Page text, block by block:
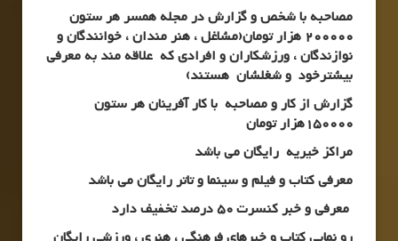
مصاحبه با شخص و گزارش در مجله همسر هر ستون
200000 هزار تومان(مشاغل ، هنر مندان ، خوانندگان و
نوازندگان ، ورزشکاران و افرادی که علاقه مند به معرفی
بیشترخود و شغلشان هستند)
گزارش از کار و مصاحبه با کار آفرینان هر ستون
150000هزار تومان
مراکز خیریه رایگان می باشد
معرفی کتاب و فیلم و سینما و تاتر رایگان می باشد
معرفی و خبر کنسرت 50 درصد تخفیف دارد